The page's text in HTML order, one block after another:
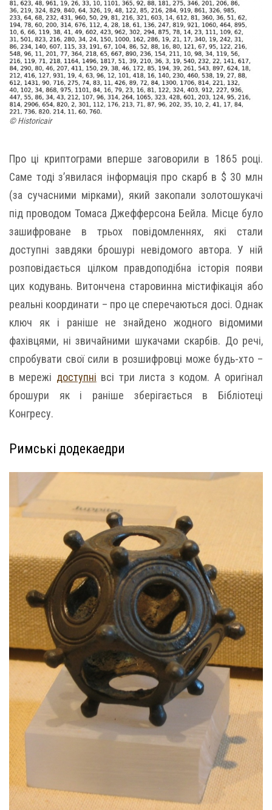
© Historicair
Про ці криптограми вперше заговорили в 1865 році.
Саме тоді з’явилася інформація про скарб в $ 30 млн
(за сучасними мірками), який закопали золотошукачі
під проводом Томаса Джефферсона Бейла. Місце було
зашифроване в трьох повідомленнях, які стали
доступні завдяки брошурі невідомого автора. У ній
розповідається цілком правдоподібна історія появи
цих кодувань. Витончена старовинна містифікація або
реальні координати – про це сперечаються досі. Однак
ключ як і раніше не знайдено жодного відомими
фахівцями, ні звичайними шукачами скарбів. До речі,
спробувати свої сили в розшифровці може будь-хто –
в мережі доступні всі три листа з кодом. А оригінал
брошури як і раніше зберігається в Бібліотеці
Конгресу.
Римські додекаедри